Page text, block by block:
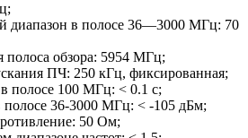
диапазон в полосе 36—3000 МГц: 70
полоса обзора: 5954 МГц;
ПЧ: 250 кГц, фиксированная;
в полосе 100 МГц: < 0.1 с;
36-3000 МГц: < -105 дБм;
50 Ом;